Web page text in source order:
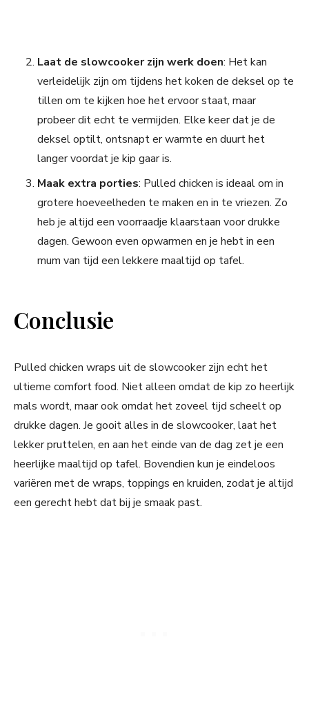
Laat de slowcooker zijn werk doen: Het kan
verleidelijk zijn om tijdens het koken de deksel op te
tillen om te kijken hoe het ervoor staat, maar
probeer dit echt te vermijden. Elke keer dat je de
deksel optilt, ontsnapt er warmte en duurt het
langer voordat je kip gaar is.
Maak extra porties: Pulled chicken is ideaal om in
grotere hoeveelheden te maken en in te vriezen. Zo
heb je altijd een voorraadje klaarstaan voor drukke
dagen. Gewoon even opwarmen en je hebt in een
mum van tijd een lekkere maaltijd op tafel.
Conclusie
Pulled chicken wraps uit de slowcooker zijn echt het
ultieme comfort food. Niet alleen omdat de kip zo heerlijk
mals wordt, maar ook omdat het zoveel tijd scheelt op
drukke dagen. Je gooit alles in de slowcooker, laat het
lekker pruttelen, en aan het einde van de dag zet je een
heerlijke maaltijd op tafel. Bovendien kun je eindeloos
variëren met de wraps, toppings en kruiden, zodat je altijd
een gerecht hebt dat bij je smaak past.